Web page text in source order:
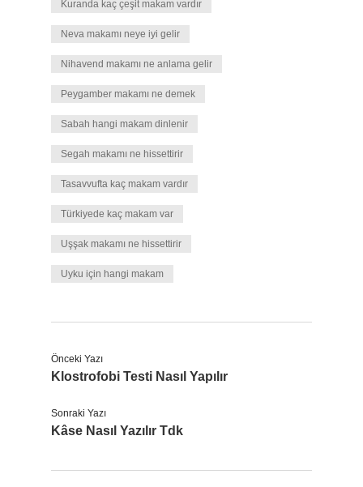
Kuranda kaç çeşit makam vardır
Neva makamı neye iyi gelir
Nihavend makamı ne anlama gelir
Peygamber makamı ne demek
Sabah hangi makam dinlenir
Segah makamı ne hissettirir
Tasavvufta kaç makam vardır
Türkiyede kaç makam var
Uşşak makamı ne hissettirir
Uyku için hangi makam
Önceki Yazı
Klostrofobi Testi Nasıl Yapılır
Sonraki Yazı
Kâse Nasıl Yazılır Tdk